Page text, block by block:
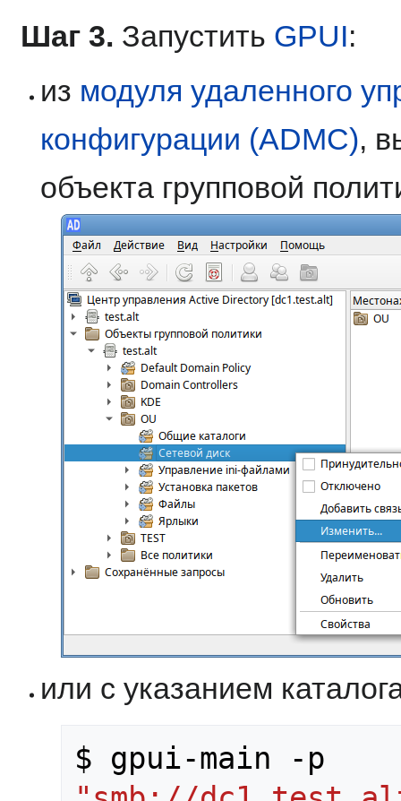
Шаг 3. Запустить GPUI:
из модуля удаленного
конфигурации (ADMC),
объекта групповой
или с указанием